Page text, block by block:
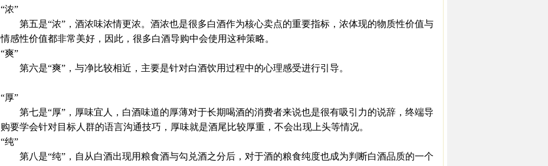
“浓”
第五是“浓”，酒浓味浓情更浓。酒浓也是很多白酒作为核心卖点的重要指标，浓体现的物质性价值与
情感性价值都非常美好，因此，很多白酒导购中会使用这种策略。
“爽”
第六是“爽”，与净比较相近，主要是针对白酒饮用过程中的心理感受进行引导。
“厚”
第七是“厚”，厚味宜人，白酒味道的厚薄对于长期喝酒的消费者来说也是很有吸引力的说辞，终端导
购要学会针对目标人群的语言沟通技巧，厚味就是酒尾比较厚重，不会出现上头等情况。
“纯”
第八是“纯”，自从白酒出现用粮食酒与勾兑酒之分后，对于酒的粮食纯度也成为判断白酒品质的一个